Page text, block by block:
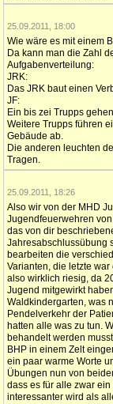
25.09.2011, 18:00
Wie wäre es mit einem
Da kann man die Zahl
Aufgabenverteilung:
JRK:
Das JRK baut einen
JF:
Ein bis zei Trupps
Weitere Trupps führen
Gebäude ab.
Die anderen leuchten
Tragen.
25.09.2011, 18:26
Also wir von der MHD
Jugendfeuerwehren
das von dir
Jahresabschlussübung
bearbeiten die
Varianten, die letzte
also wirklich riesig, da
Jugend mitgewirkt
Waldkindergarten, was
Pendelverkehr der
hatten alle was zu tun.
behandelt werden
BHP in einem Zelt
ein paar warme Worte
Übungen nun von
dass es für alle zwar
interessanter wird als